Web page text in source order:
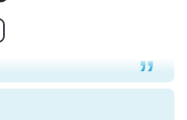
by ラーズ・ヌートバー